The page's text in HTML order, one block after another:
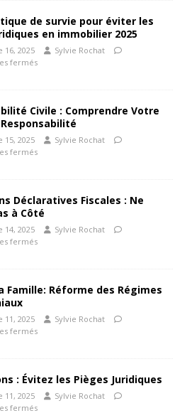
de survie pour éviter les
en immobilier 2025
16, 2025
Sylvie Rochat
fermés
Civile : Comprendre Votre
15, 2025
Sylvie Rochat
fermés
Déclaratives Fiscales : Ne
à Côté
14, 2025
Sylvie Rochat
fermés
Famille: Réforme des Régimes
11, 2025
Sylvie Rochat
fermés
: Évitez les Pièges Juridiques
11, 2025
Sylvie Rochat
fermés